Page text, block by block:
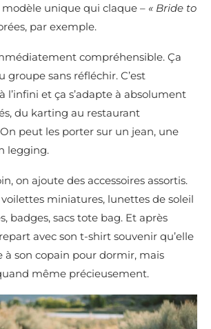
unique qui claque – « Bride to
par exemple.
compréhensible. Ça
groupe sans réfléchir. C’est
l’infini et ça s’adapte à absolument
du karting au restaurant
peut les porter sur un jean, une
legging.
on ajoute des accessoires assortis.
miniatures, lunettes de soleil
badges, sacs tote bag. Et après
avec son t-shirt souvenir qu’elle
à son copain pour dormir, mais
même précieusement.